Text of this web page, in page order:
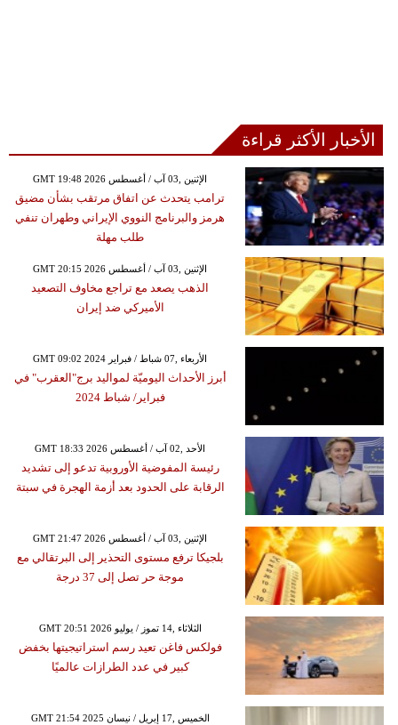
الأخبار الأكثر قراءة
GMT 19:48 2026 الإثنين ,03 آب / أغسطس
ترامب يتحدث عن اتفاق مرتقب بشأن مضيق
هرمز والبرنامج النووي الإيراني وطهران تنفي
طلب مهلة
GMT 20:15 2026 الإثنين ,03 آب / أغسطس
الذهب يصعد مع تراجع مخاوف التصعيد
الأميركي ضد إيران
GMT 09:02 2024 الأربعاء ,07 شباط / فبراير
أبرز الأحداث اليوميّة لمواليد برج"العقرب" في
فبراير/ شباط 2024
GMT 18:33 2026 الأحد ,02 آب / أغسطس
رئيسة المفوضية الأوروبية تدعو إلى تشديد
الرقابة على الحدود بعد أزمة الهجرة في سبتة
GMT 21:47 2026 الإثنين ,03 آب / أغسطس
بلجيكا ترفع مستوى التحذير إلى البرتقالي مع
موجة حر تصل إلى 37 درجة
GMT 20:51 2026 الثلاثاء ,14 تموز / يوليو
فولكس فاغن تعيد رسم استراتيجيتها بخفض
كبير في عدد الطرازات عالميًا
GMT 21:54 2025 الخميس ,17 إبريل / نيسان